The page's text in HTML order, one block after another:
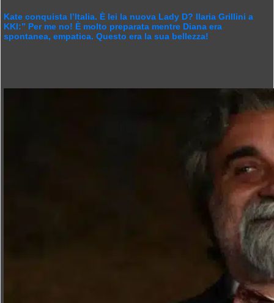
Kate conquista l’Italia. È lei la nuova Lady D? Ilaria Grillini a
KKI:” Per me no! È molto preparata mentre Diana era
spontanea, empatica. Questo era la sua bellezza!